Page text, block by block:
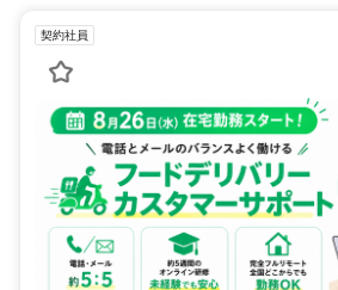
契約社員